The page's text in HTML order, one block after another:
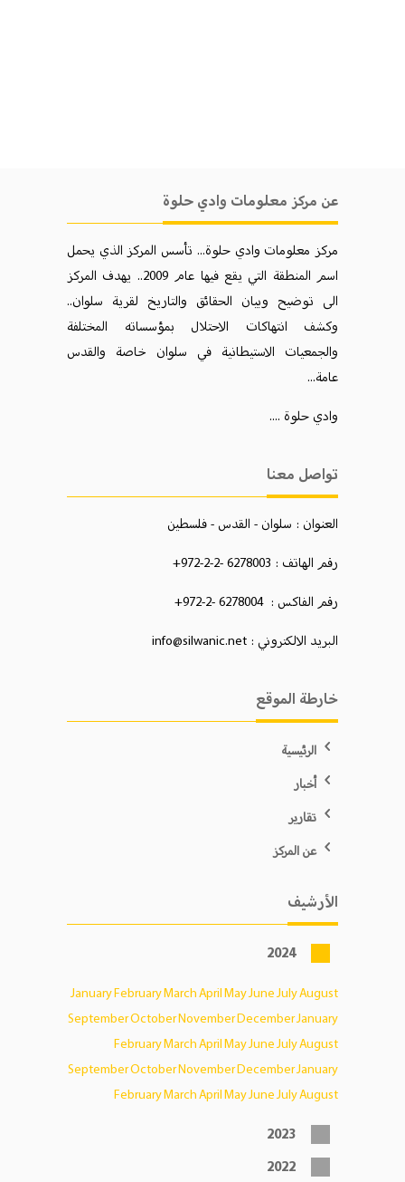
عن مركز معلومات وادي حلوة
مركز معلومات وادي حلوة... تأسس المركز الذي يحمل
اسم المنطقة التي يقع فيها عام 2009.. يهدف المركز
الی توضيح وبيان الحقائق والتاريخ لقرية سلوان..
وكشف انتهاكات الاحتلال بمؤسساته المختلفة
والجمعيات الاستيطانية في سلوان خاصة والقدس
عامة...
وادي حلوة ....
تواصل معنا
العنوان : سلوان - القدس - فلسطين
رقم الهاتف : 6278003 -2-2-972+
رقم الفاكس : 6278004 -2-972+
البريد الالكتروني : info@silwanic.net
خارطة الموقع
الرئيسية
أخبار
تقارير
عن المركز
الأرشيف
2024
JanuaryFebruaryMarchAprilMayJuneJulyAugust
SeptemberOctoberNovemberDecemberJanuary
FebruaryMarchAprilMayJuneJulyAugust
SeptemberOctoberNovemberDecemberJanuary
FebruaryMarchAprilMayJuneJulyAugust
2023
2022